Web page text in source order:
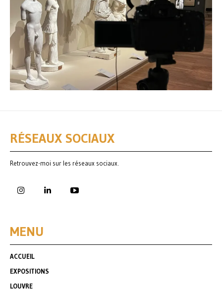
RÉSEAUX SOCIAUX
Retrouvez-moi sur les réseaux sociaux.
MENU
ACCUEIL
EXPOSITIONS
LOUVRE